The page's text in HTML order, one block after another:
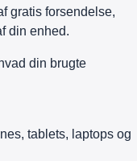
gratis forsendelse,
din enhed.
din brugte
tablets, laptops og